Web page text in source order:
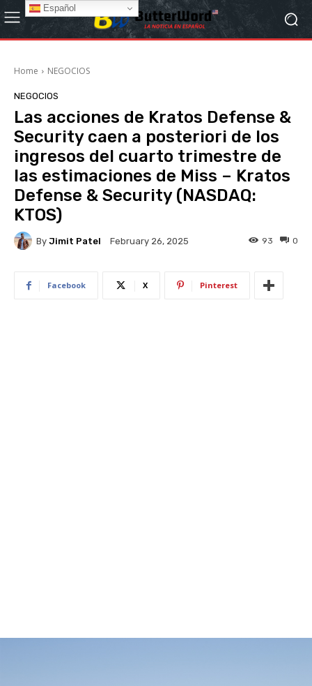
Home NEGOCIOS
NEGOCIOS
Las acciones de Kratos Defense &
Security caen a posteriori de los
ingresos del cuarto trimestre de
las estimaciones de Miss – Kratos
Defense & Security (NASDAQ:
KTOS)
By Jimit Patel February 26, 2025 0
93
Facebook X Pinterest
Español